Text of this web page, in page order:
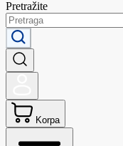
Pretražite
Korpa